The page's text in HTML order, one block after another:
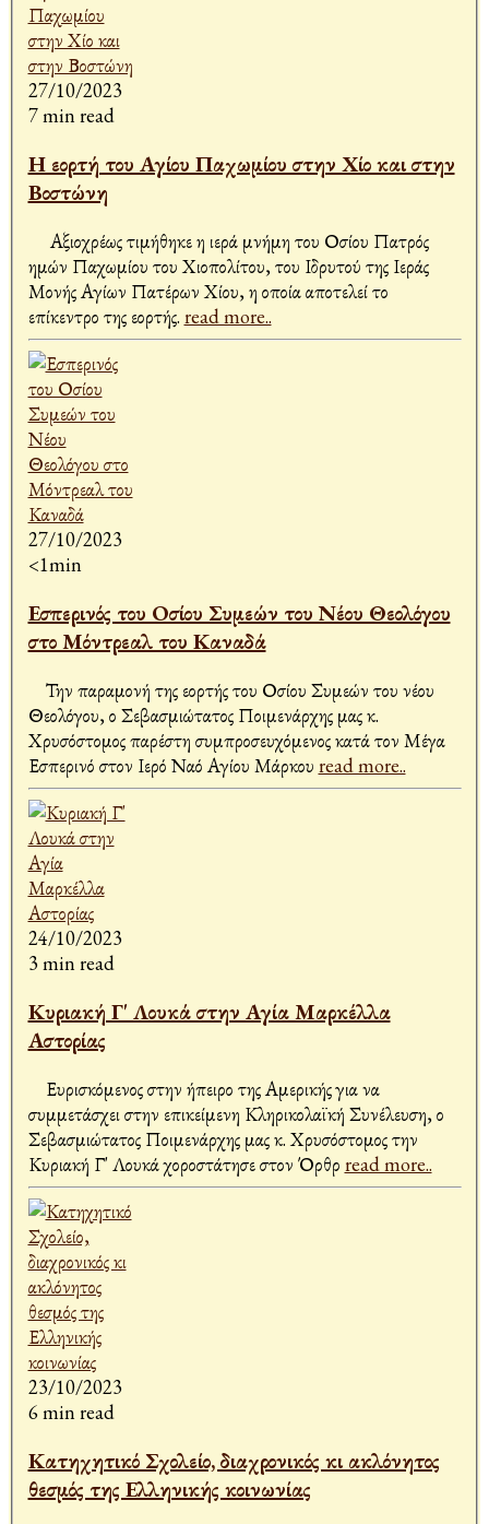
27/10/2023
7 min read
Η εορτή του Αγίου Παχωμίου στην Χίο και στην
Βοστώνη
Αξιοχρέως τιμήθηκε η ιερά μνήμη του Οσίου Πατρός
ημών Παχωμίου του Χιοπολίτου, του Ιδρυτού της Ιεράς
Μονής Αγίων Πατέρων Χίου, η οποία αποτελεί το
επίκεντρο της εορτής. read more..
27/10/2023
<1min
Εσπερινός του Οσίου Συμεών του Νέου Θεολόγου
στο Μόντρεαλ του Καναδά
Την παραμονή της εορτής του Οσίου Συμεών του νέου
Θεολόγου, ο Σεβασμιώτατος Ποιμενάρχης μας κ.
Χρυσόστομος παρέστη συμπροσευχόμενος κατά τον Μέγα
Εσπερινό στον Ιερό Ναό Αγίου Μάρκου read more..
24/10/2023
3 min read
Κυριακή Γ' Λουκά στην Αγία Μαρκέλλα
Αστορίας
Ευρισκόμενος στην ήπειρο της Αμερικής για να
συμμετάσχει στην επικείμενη Κληρικολαϊκή Συνέλευση, ο
Σεβασμιώτατος Ποιμενάρχης μας κ. Χρυσόστομος την
Κυριακή Γ' Λουκά χοροστάτησε στον Όρθρ read more..
23/10/2023
6 min read
Κατηχητικό Σχολείο, διαχρονικός κι ακλόνητος
θεσμός της Ελληνικής κοινωνίας